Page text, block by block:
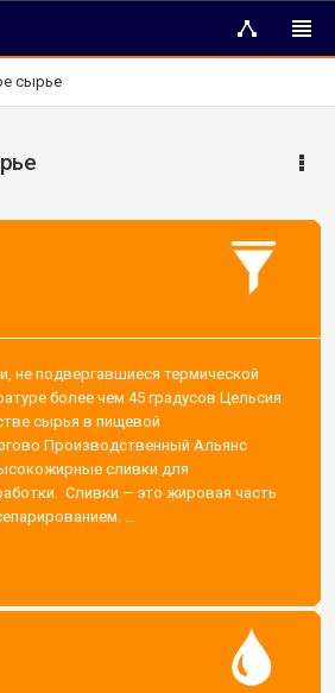
сырье
не подвергавшиеся термической
более чем 45 градусов Цельсия
сырья в пищевой
Производственный Альянс
сливки для
Сливки — это жировая часть
…